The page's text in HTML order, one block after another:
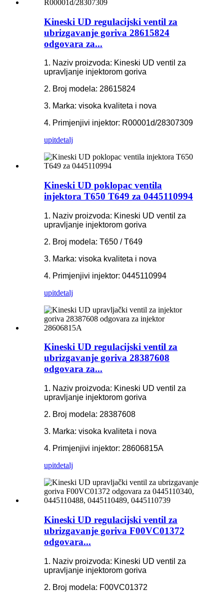
Kineski UD regulacijski ventil za
ubrizgavanje goriva 28615824
odgovara za...
1. Naziv proizvoda: Kineski UD ventil za
upravljanje injektorom goriva
2. Broj modela: 28615824
3. Marka: visoka kvaliteta i nova
4. Primjenjivi injektor: R00001d/28307309
upitdetalj
Kineski UD poklopac ventila
injektora T650 T649 za 0445110994
1. Naziv proizvoda: Kineski UD ventil za
upravljanje injektorom goriva
2. Broj modela: T650 / T649
3. Marka: visoka kvaliteta i nova
4. Primjenjivi injektor: 0445110994
upitdetalj
Kineski UD regulacijski ventil za
ubrizgavanje goriva 28387608
odgovara za...
1. Naziv proizvoda: Kineski UD ventil za
upravljanje injektorom goriva
2. Broj modela: 28387608
3. Marka: visoka kvaliteta i nova
4. Primjenjivi injektor: 28606815A
upitdetalj
Kineski UD regulacijski ventil za
ubrizgavanje goriva F00VC01372
odgovara...
1. Naziv proizvoda: Kineski UD ventil za
upravljanje injektorom goriva
2. Broj modela: F00VC01372